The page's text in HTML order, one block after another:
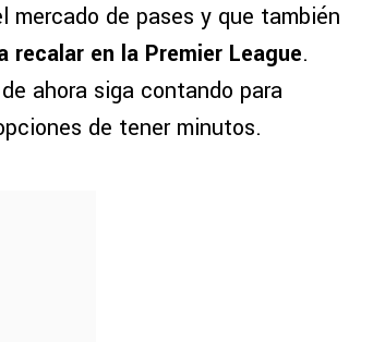
mercado de pases y que también
recalar en la Premier League.
ahora siga contando para
de tener minutos.